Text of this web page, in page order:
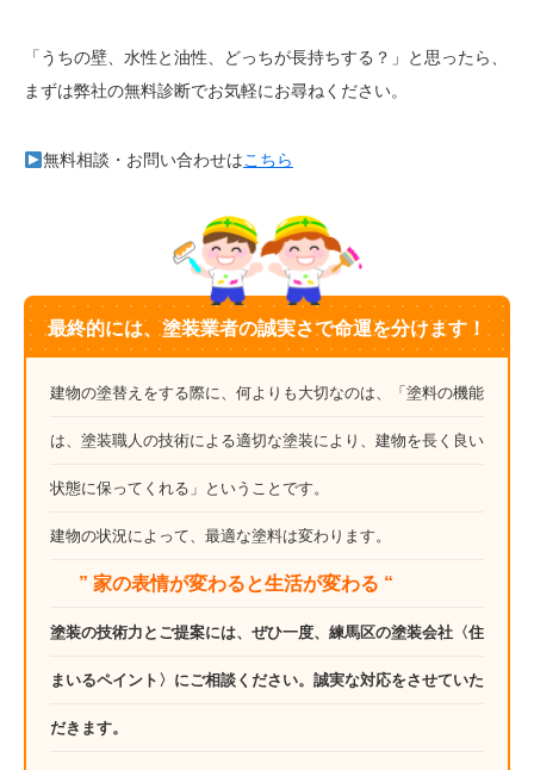
「うちの壁、水性と油性、どっちが長持ちする？」と思ったら、
まずは弊社の無料診断でお気軽にお尋ねください。
無料相談・お問い合わせはこちら
最終的には、塗装業者の誠実さで命運を分けます！
建物の塗替えをする際に、何よりも大切なのは、「塗料の機能
は、塗装職人の技術による適切な塗装により、建物を長く良い
状態に保ってくれる」ということです。
建物の状況によって、最適な塗料は変わります。
” 家の表情が変わると生活が変わる “
塗装の技術力とご提案には、ぜひ一度、練馬区の塗装会社〈住
まいるペイント〉にご相談ください。誠実な対応をさせていた
だきます。